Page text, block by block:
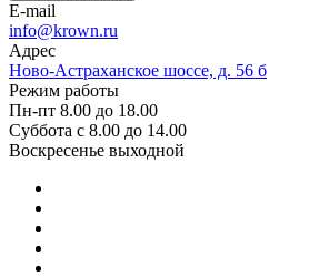
E-mail
info@krown.ru
Адрес
Ново-Астраханское шоссе, д. 56 б
Режим работы
Пн-пт 8.00 до 18.00
Суббота с 8.00 до 14.00
Воскресенье выходной